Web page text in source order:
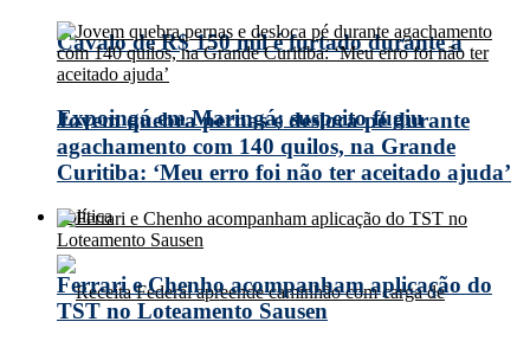
Cavalo de R$ 150 mil é furtado durante a
Expoingá em Maringá; suspeito fugiu
Política
Jovem quebra pernas e desloca pé durante
agachamento com 140 quilos, na Grande
Curitiba: ‘Meu erro foi não ter aceitado ajuda’
Ferrari e Chenho acompanham aplicação do
TST no Loteamento Sausen